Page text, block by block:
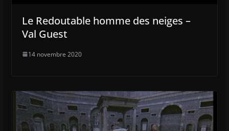
Le Redoutable homme des neiges –
Val Guest
14 novembre 2020